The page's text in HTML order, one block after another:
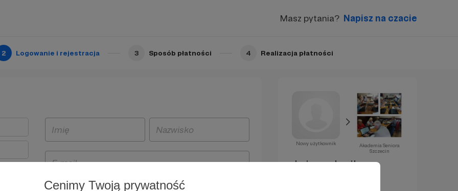
Cenimy Twoją prywatność
Masz pytania? Napisz na czacie
2 Logowanie i rejestracja 3 Sposób płatności 4 Realizacja płatności
Nowy użytkownik
Akademia Seniora
Szczecin
Już za chwilę